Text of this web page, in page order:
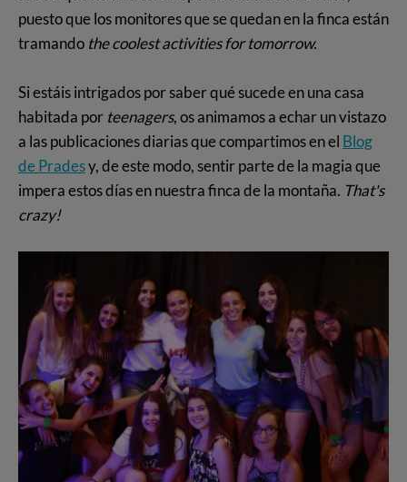
puesto que los monitores que se quedan en la finca están
tramando the coolest activities for tomorrow.
Si estáis intrigados por saber qué sucede en una casa
habitada por teenagers, os animamos a echar un vistazo
a las publicaciones diarias que compartimos en el Blog
de Pradesy, de este modo, sentir parte de la magia que
impera estos días en nuestra finca de la montaña. That's
crazy!